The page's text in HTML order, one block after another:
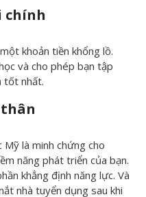
chính
khoản tiền khổng lồ.
và cho phép bạn tập
tốt nhất.
Mỹ là minh chứng cho
năng phát triển của bạn.
khẳng định năng lực. Và
nhà tuyển dụng sau khi